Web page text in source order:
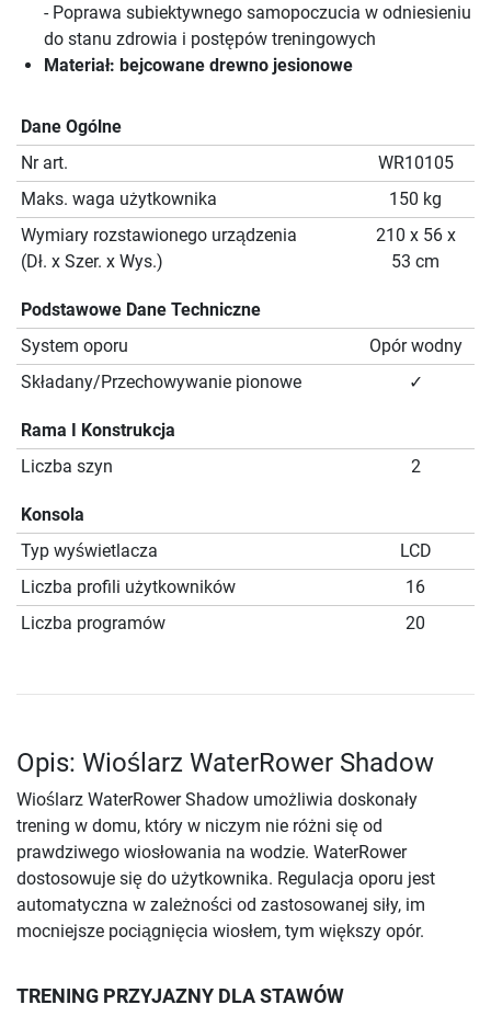
- Poprawa subiektywnego samopoczucia w odniesieniu
do stanu zdrowia i postępów treningowych
Materiał: bejcowane drewno jesionowe
Dane Ogólne
Nr art.
WR10105
Maks. waga użytkownika
150 kg
Wymiary rozstawionego urządzenia
(Dł. x Szer. x Wys.)
210 x 56 x
53 cm
Podstawowe Dane Techniczne
System oporu
Opór wodny
Składany/Przechowywanie pionowe
✓
Rama I Konstrukcja
Liczba szyn
2
Konsola
Typ wyświetlacza
LCD
Liczba profili użytkowników
16
Liczba programów
20
Opis: Wioślarz WaterRower Shadow
Wioślarz WaterRower Shadow umożliwia doskonały
trening w domu, który w niczym nie różni się od
prawdziwego wiosłowania na wodzie. WaterRower
dostosowuje się do użytkownika. Regulacja oporu jest
automatyczna w zależności od zastosowanej siły, im
mocniejsze pociągnięcia wiosłem, tym większy opór.
TRENING PRZYJAZNY DLA STAWÓW